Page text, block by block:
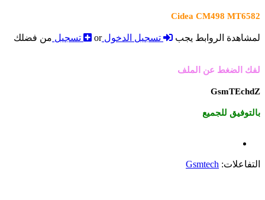
Cidea CM498 MT6582
لمشاهدة الروابط يجب تسجيل الدخولor تسجيل من فضلك
لفك الضغط عن الملف
GsmTEchdZ
بالتوفيق للجميع
التفاعلات: Gsmtech